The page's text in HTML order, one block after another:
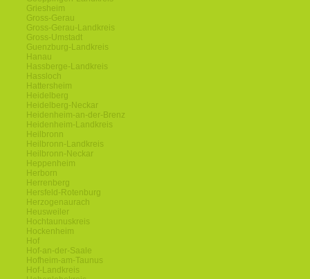
Griesheim
Gross-Gerau
Gross-Gerau-Landkreis
Gross-Umstadt
Guenzburg-Landkreis
Hanau
Hassberge-Landkreis
Hassloch
Hattersheim
Heidelberg
Heidelberg-Neckar
Heidenheim-an-der-Brenz
Heidenheim-Landkreis
Heilbronn
Heilbronn-Landkreis
Heilbronn-Neckar
Heppenheim
Herborn
Herrenberg
Hersfeld-Rotenburg
Herzogenaurach
Heusweiler
Hochtaunuskreis
Hockenheim
Hof
Hof-an-der-Saale
Hofheim-am-Taunus
Hof-Landkreis